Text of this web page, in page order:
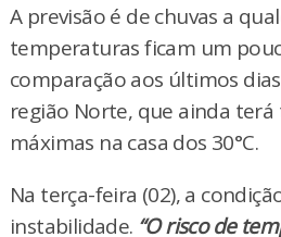
A previsão é de chuvas a
temperaturas ficam um
comparação aos últimos
região Norte, que ainda
máximas na casa dos 30°C.
Na terça-feira (02), a
instabilidade. “O risco de